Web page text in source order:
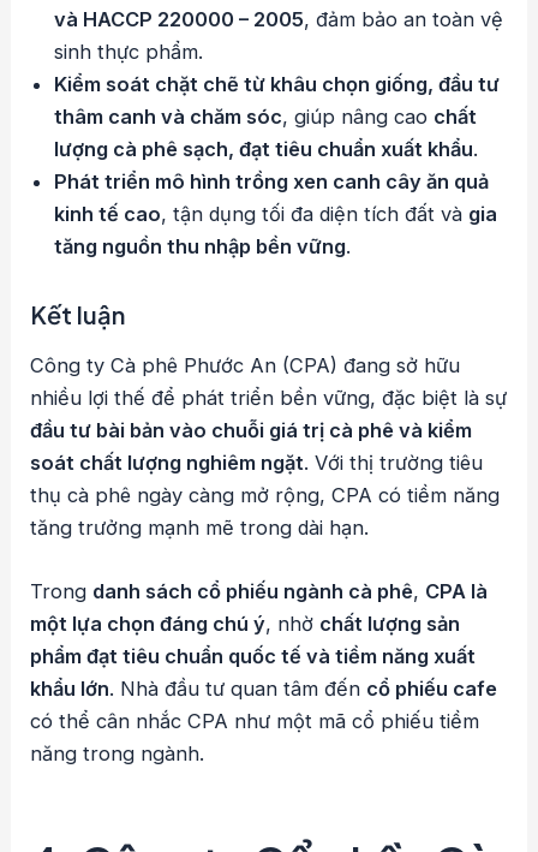
và HACCP 220000 – 2005, đảm bảo an toàn vệ
sinh thực phẩm.
Kiểm soát chặt chẽ từ khâu chọn giống, đầu tư
thâm canh và chăm sóc, giúp nâng cao chất
lượng cà phê sạch, đạt tiêu chuẩn xuất khẩu.
Phát triển mô hình trồng xen canh cây ăn quả
kinh tế cao, tận dụng tối đa diện tích đất và gia
tăng nguồn thu nhập bền vững.
Kết luận
Công ty Cà phê Phước An (CPA) đang sở hữu
nhiều lợi thế để phát triển bền vững, đặc biệt là sự
đầu tư bài bản vào chuỗi giá trị cà phê và kiểm
soát chất lượng nghiêm ngặt. Với thị trường tiêu
thụ cà phê ngày càng mở rộng, CPA có tiềm năng
tăng trưởng mạnh mẽ trong dài hạn.
Trong danh sách cổ phiếu ngành cà phê, CPA là
một lựa chọn đáng chú ý, nhờ chất lượng sản
phẩm đạt tiêu chuẩn quốc tế và tiềm năng xuất
khẩu lớn. Nhà đầu tư quan tâm đến cổ phiếu cafe
có thể cân nhắc CPA như một mã cổ phiếu tiềm
năng trong ngành.